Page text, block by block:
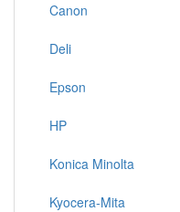
Canon
Deli
Epson
HP
Konica Minolta
Kyocera-Mita